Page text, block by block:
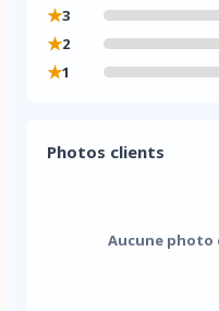
★3
★2
★1
Photos clients
Aucune photo